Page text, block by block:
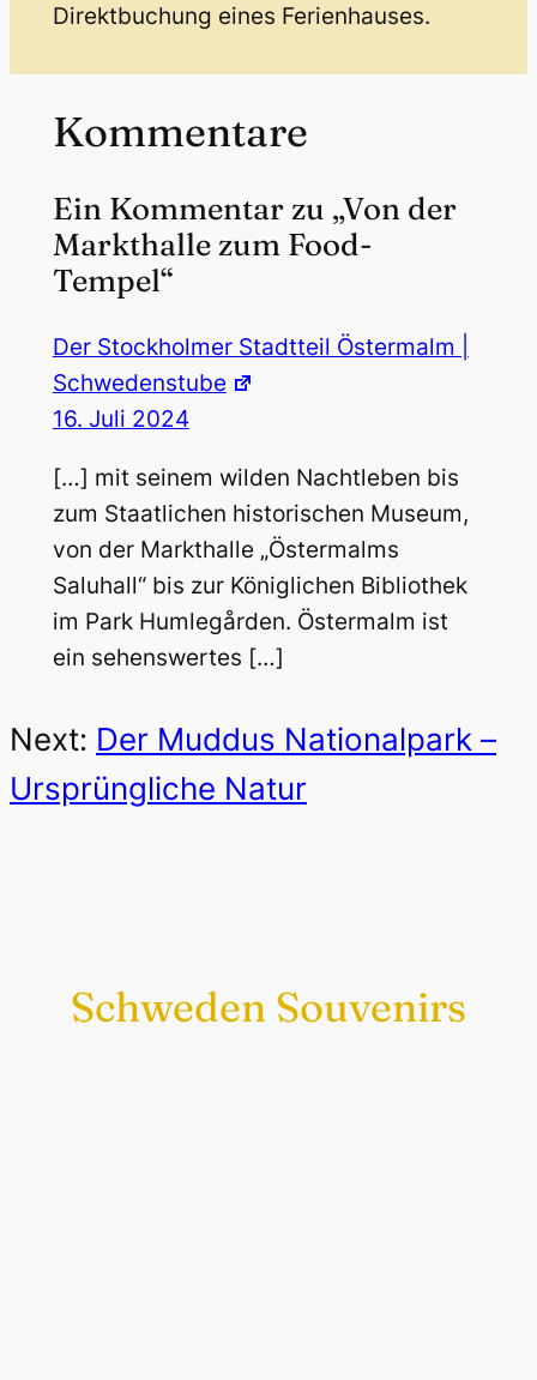
Direktbuchung eines Ferienhauses.
Kommentare
Ein Kommentar zu „Von der
Markthalle zum Food-
Tempel“
Der Stockholmer Stadtteil Östermalm |
Schwedenstube
16. Juli 2024
[…] mit seinem wilden Nachtleben bis
zum Staatlichen historischen Museum,
von der Markthalle „Östermalms
Saluhall“ bis zur Königlichen Bibliothek
im Park Humlegården. Östermalm ist
ein sehenswertes […]
Next: Der Muddus Nationalpark –
Ursprüngliche Natur
Schweden Souvenirs